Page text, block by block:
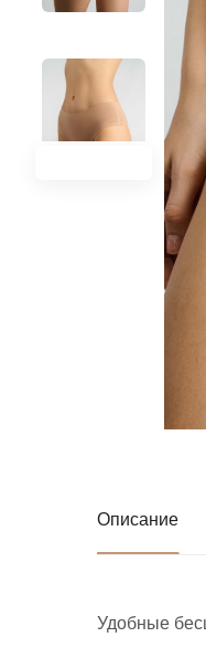
Описание
Удобные